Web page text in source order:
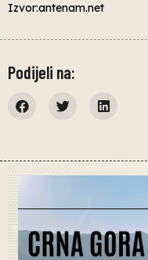
Izvor:antenam.net
Podijeli na: